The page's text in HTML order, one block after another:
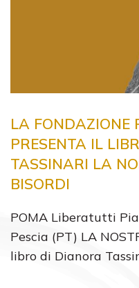
LA FONDAZIONE
PRESENTA IL
TASSINARI LA
BISORDI
POMA Liberatutti
Pescia (PT) LA
libro di Dianora